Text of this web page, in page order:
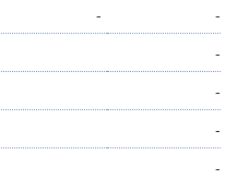
-
-
-
-
-
-